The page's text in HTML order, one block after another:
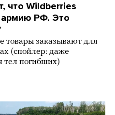
что Wildberries
армию РФ. Это
товары заказывают для
(спойлер: даже
тел погибших)